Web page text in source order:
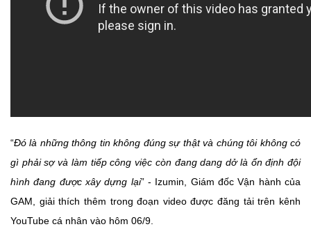
“Đó là những thông tin không đúng sự thật và chúng tôi không có
gì phải sợ và làm tiếp công việc còn đang dang dở là ổn định đội
hình đang được xây dựng lại” - Izumin, Giám đốc Vận hành của
GAM, giải thích thêm trong đoạn video được đăng tải trên kênh
YouTube cá nhân vào hôm 06/9.